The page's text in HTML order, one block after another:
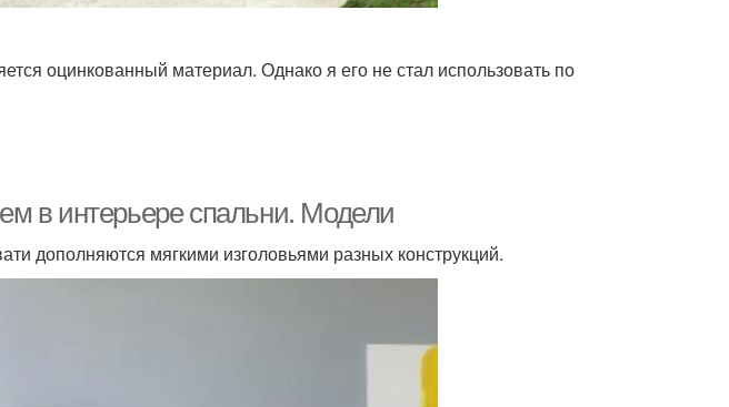
оцинкованный материал. Однако я его не стал использовать по
в интерьере спальни. Модели
дополняются мягкими изголовьями разных конструкций.